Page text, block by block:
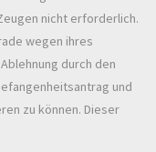
nicht erforderlich.
wegen ihres
durch den
und
zu können. Dieser